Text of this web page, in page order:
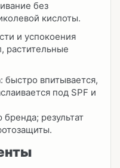
без
кислоты.
и успокоения
растительные
быстро впитывается,
под SPF и
результат